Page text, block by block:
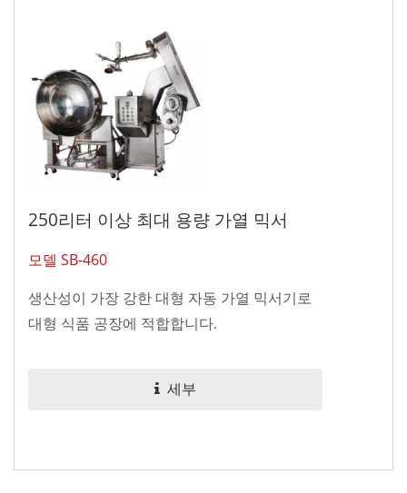
250리터 이상 최대 용량 가열 믹서
모델 SB-460
생산성이 가장 강한 대형 자동 가열 믹서기로
대형 식품 공장에 적합합니다.
세부